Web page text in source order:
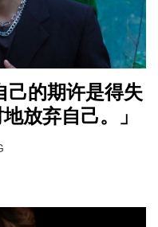
己的期许是得失
放弃自己。」